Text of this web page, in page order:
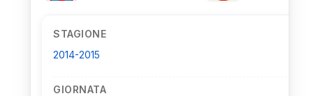
STAGIONE
2014-2015
GIORNATA